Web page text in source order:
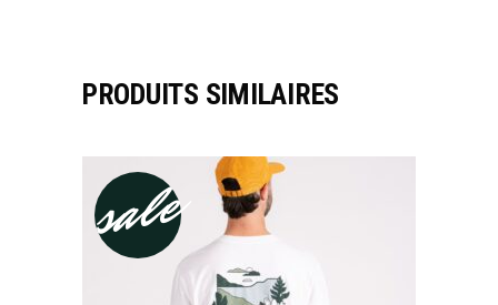
PRODUITS SIMILAIRES
sale